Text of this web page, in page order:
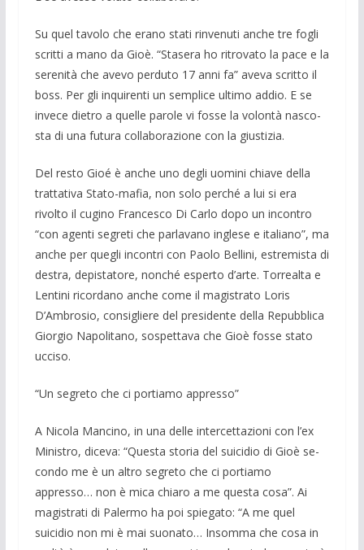
Su quel tavolo che erano stati rinvenuti anche tre fogli
scritti a mano da Gioè. “Stasera ho ritrovato la pace e la
serenità che avevo perduto 17 anni fa” aveva scritto il
boss. Per gli inquirenti un sem­plice ultimo addio. E se
invece dietro a quelle parole vi fosse la volontà nasco­
sta di una futura collaborazione con la giu­stizia.
Del resto Gioé è anche uno degli uomi­ni chiave della
trattativa Stato-mafia, non solo perché a lui si era
rivolto il cugino Francesco Di Carlo dopo un incontro
“con agenti segreti che parlavano inglese e italiano”, ma
anche per quegli incontri con Paolo Bellini, estremista di
destra, depistatore, nonché esperto d’arte. Tor­realta e
Lentini ricordano anche come il magistrato Loris
D’Ambrosio, consiglie­re del presidente della Repubblica
Gior­gio Napolitano, sospettava che Gioè fos­se stato
ucciso.
“Un segreto che ci portiamo appresso”
A Nicola Mancino, in una delle inter­cettazioni con l’ex
Ministro, diceva: “Questa storia del suicidio di Gioè se­
condo me è un altro segreto che ci portia­mo
appresso… non è mica chiaro a me questa cosa”. Ai
magistrati di Palermo ha poi spiegato: “A me quel
suicidio non mi è mai suonato… Insomma che cosa in